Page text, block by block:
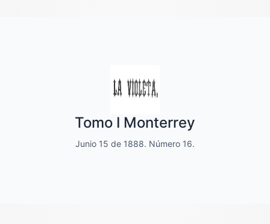
Tomo I Monterrey
Junio 15 de 1888. Número 16.
y de variedades
Dedicado a las familias.